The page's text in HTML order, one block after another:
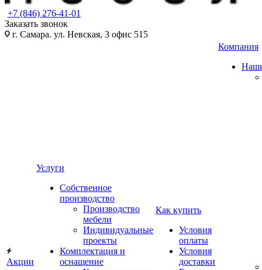
+7 (846) 276-41-01
Заказать звонок
г. Самара. ул. Невская, 3 офис 515
Акции
Услуги
Собственное
производство
Производство
мебели
Индивидуальные
проекты
Комплектация и
оснащение
Как купить
Условия
оплаты
Условия
доставки
Компания